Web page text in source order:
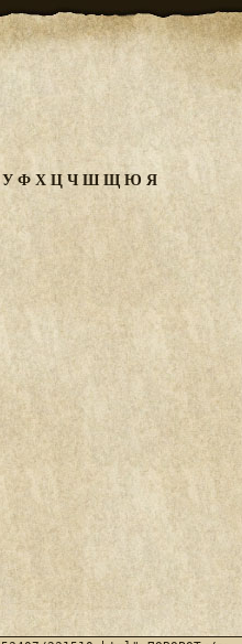
УФХЦЧШЩЮ Я